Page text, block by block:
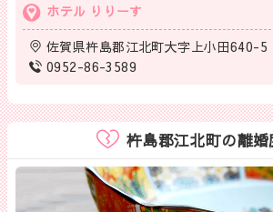
ホテル りりーす
佐賀県杵島郡江北町大字上小田640-5
0952-86-3589
杵島郡江北町の離婚